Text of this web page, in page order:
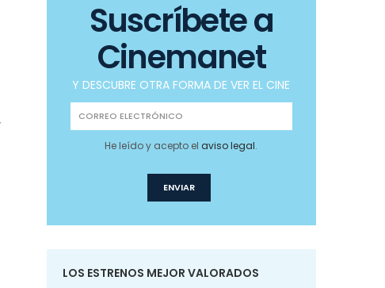
Suscríbete a
Cinemanet
Y DESCUBRE OTRA FORMA DE VER EL CINE
He leído y acepto elaviso legal.
LOS ESTRENOS MEJOR VALORADOS